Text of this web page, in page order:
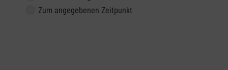
Zum angegebenen Zeitpunkt